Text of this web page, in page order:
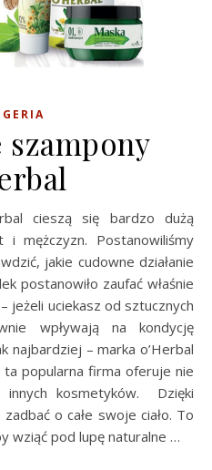
i mężczyzn. Postanowiliśmy
jakie cudowne działanie
postanowiło zaufać właśnie
jeżeli uciekasz od sztucznych
wpływają na kondycję
najbardziej – marka o’Herbal
popularna firma oferuje nie
kosmetyków. Dzięki
o całe swoje ciało. To
wziąć pod lupę naturalne …